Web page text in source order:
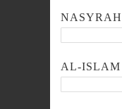
NASYRAH
AL-ISLAM